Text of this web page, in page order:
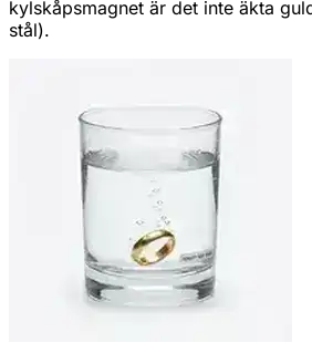
kylskåpsmagnet är det inte äkta
stål).